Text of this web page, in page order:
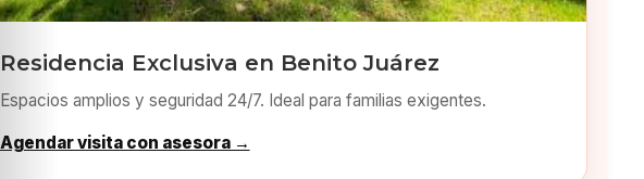
Residencia Exclusiva en Benito Juárez
Espacios amplios y seguridad 24/7. Ideal para familias exigentes.
Agendar visita con asesora →